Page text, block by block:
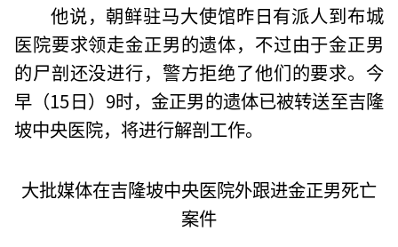
他说，朝鲜驻马大使馆昨日有派人到布城
医院要求领走金正男的遗体，不过由于金正男
的尸剖还没进行，警方拒绝了他们的要求。今
早（15日）9时，金正男的遗体已被转送至吉隆
坡中央医院，将进行解剖工作。
大批媒体在吉隆坡中央医院外跟进金正男死亡
案件